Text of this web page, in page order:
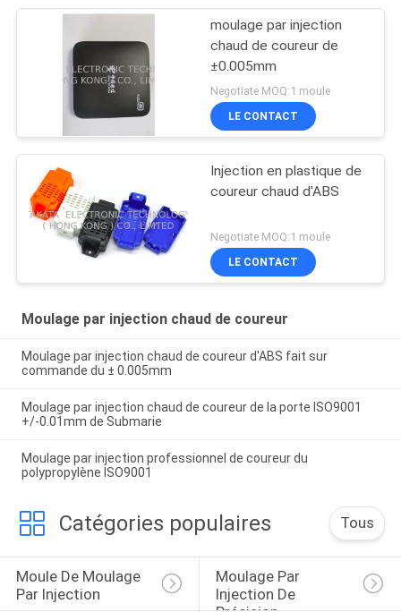
moulage par injection
chaud de coureur de
±0.005mm
Negotiate MOQ:1 moule
LE CONTACT
Injection en plastique de
coureur chaud d'ABS
Negotiate MOQ:1 moule
LE CONTACT
Moulage par injection chaud de coureur
Moulage par injection chaud de coureur d'ABS fait sur
commande du ± 0.005mm
Moulage par injection chaud de coureur de la porte ISO9001
+/-0.01mm de Submarie
Moulage par injection professionnel de coureur du
polypropylène ISO9001
Catégories populaires Tous
Moule De Moulage
Par Injection
Moulage Par
Injection De